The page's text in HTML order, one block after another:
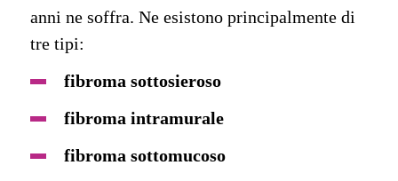
anni ne soffra. Ne esistono principalmente di
tre tipi:
fibroma sottosieroso
fibroma intramurale
fibroma sottomucoso